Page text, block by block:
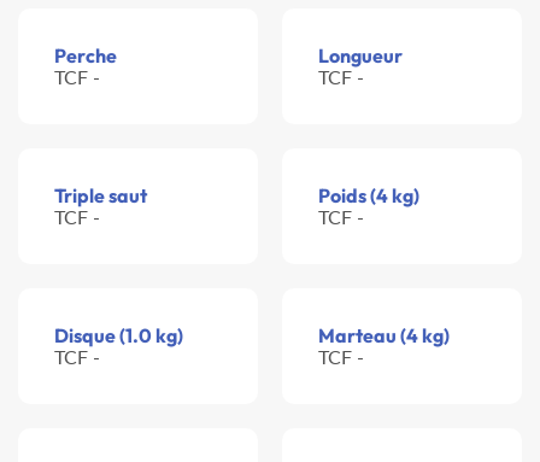
Perche
TCF -
Longueur
TCF -
Triple saut
TCF -
Poids (4 kg)
TCF -
Disque (1.0 kg)
TCF -
Marteau (4 kg)
TCF -